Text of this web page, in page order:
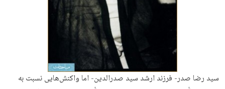
سید رضا صدر- فرزند ارشد سید صدرالدین- اما واکنش‌هایی نسبت به